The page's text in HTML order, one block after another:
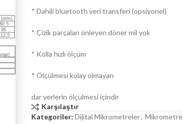
* Dahili bluetooth veri transferi (opsiyonel)
* Çizik parçaları önleyen döner mil yok
* Kolla hızlı ölçüm
* Ölçülmesi kolay olmayan
dar yerlerin ölçülmesi içindir
Karşılaştır
Kategoriler: Dijital Mikrometreler, Mikrometre